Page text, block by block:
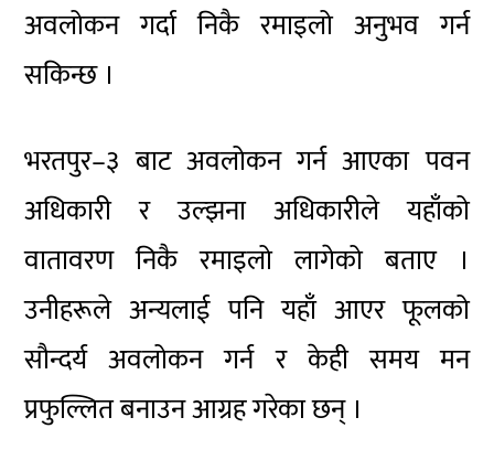
अवलोकन गर्दा निकै रमाइलो अनुभव गर्न
सकिन्छ ।
भरतपुर–३ बाट अवलोकन गर्न आएका पवन
अधिकारी र उल्झना अधिकारीले यहाँको
वातावरण निकै रमाइलो लागेको बताए ।
उनीहरूले अन्यलाई पनि यहाँ आएर फूलको
सौन्दर्य अवलोकन गर्न र केही समय मन
प्रफुल्लित बनाउन आग्रह गरेका छन् ।